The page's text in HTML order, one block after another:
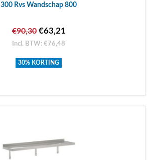
300 Rvs Wandschap 800
€90,30€63,21
Incl. BTW: €76,48
30% KORTING